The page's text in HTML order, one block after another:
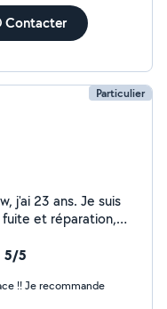
Contacter
Particulier
j'ai 23 ans. Je suis
et réparation,
5/5
Bon travail. Plombier très sérieux et efficace !! Je recommande